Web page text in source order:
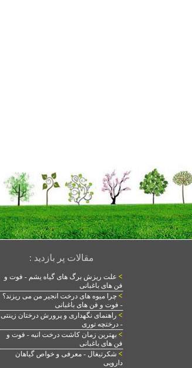
مقالات پر بازدید :
> علت ریزش برگ های گیاه یشم - فوت و
فن های باغبانی
> چرا میوه های درخت انجیر من می ریزند؟
- فوت و فن های باغبانی
> راهنمای نگهداری و پرورش درختان زینتی
- درختچه توری
> بهترین زمان کاشت درخت انبه - فوت و
فن های باغبانی
> شکرتیغال - معرفی و خواص گیاهان
دارویی